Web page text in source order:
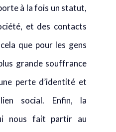
à la fois un statut,
et des contacts
que pour les gens
grande souffrance
perte d’identité et
social. Enfin, la
nous fait partir au